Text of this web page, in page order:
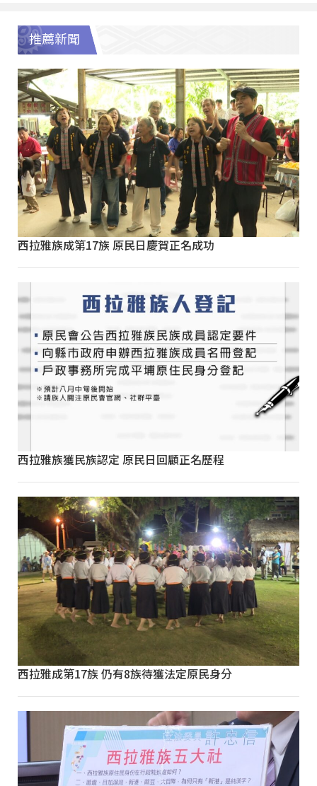
推薦新聞
西拉雅族成第17族 原民日慶賀正名成功
西拉雅族獲民族認定 原民日回顧正名歷程
西拉雅成第17族 仍有8族待獲法定原民身分